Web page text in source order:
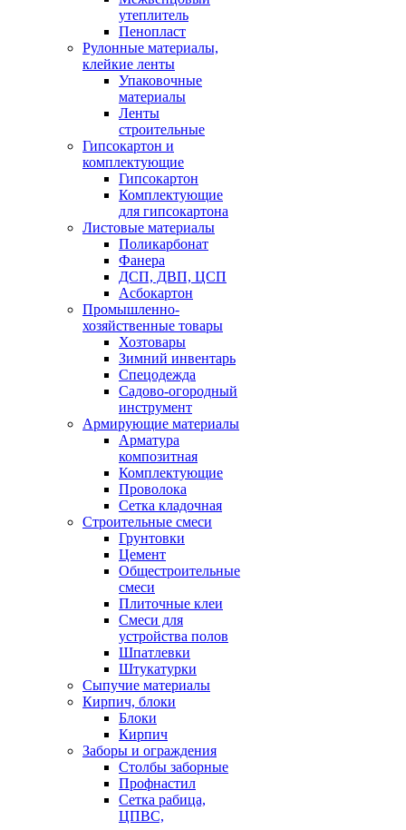
утеплитель
Пенопласт
Рулонные материалы,
клейкие ленты
Упаковочные
материалы
Ленты
строительные
Гипсокартон и
комплектующие
Гипсокартон
Комплектующие
для гипсокартона
Листовые материалы
Поликарбонат
Фанера
ДСП, ДВП, ЦСП
Асбокартон
Промышленно-
хозяйственные товары
Хозтовары
Зимний инвентарь
Спецодежда
Садово-огородный
инструмент
Армирующие материалы
Арматура
композитная
Комплектующие
Проволока
Сетка кладочная
Строительные смеси
Грунтовки
Цемент
Общестроительные
смеси
Плиточные клеи
Смеси для
устройства полов
Шпатлевки
Штукатурки
Сыпучие материалы
Кирпич, блоки
Блоки
Кирпич
Заборы и ограждения
Столбы заборные
Профнастил
Сетка рабица,
ЦПВС,